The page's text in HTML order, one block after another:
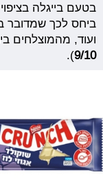
בטעם בייגלה
ביחס לכך שמדובר
ועוד, מהמוצלחים
9/10
).